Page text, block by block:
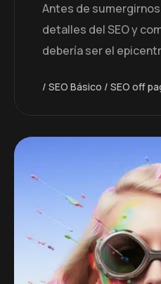
Antes de
detalles del SEO y
debería ser el
SEO Básico SEO off